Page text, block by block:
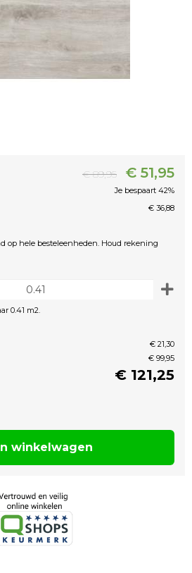
€ 89,95 € 51,95
Je bespaart 42%
€ 36,88
op hele besteleenheden. Houd rekening
0.41 m2.
€ 21,30
€ 99,95
€ 121,25
winkelwagen